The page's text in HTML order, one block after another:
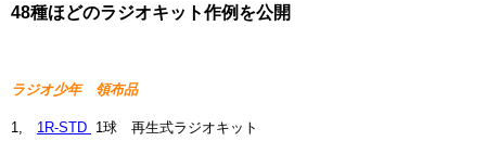
48種ほどのラジオキット作例を公開
ラジオ少年 領布品
1, 1R-STD 1球 再生式ラジオキット